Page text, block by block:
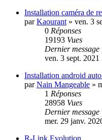
Installation caméra de
parKaourant » ven. 3
0 Réponses
19193 Vues
Dernier message
ven. 3 sept. 2021
Installation android
parNain Mangeable »
1 Réponses
28958 Vues
Dernier message
mer. 29 janv.
R-Link Evolution